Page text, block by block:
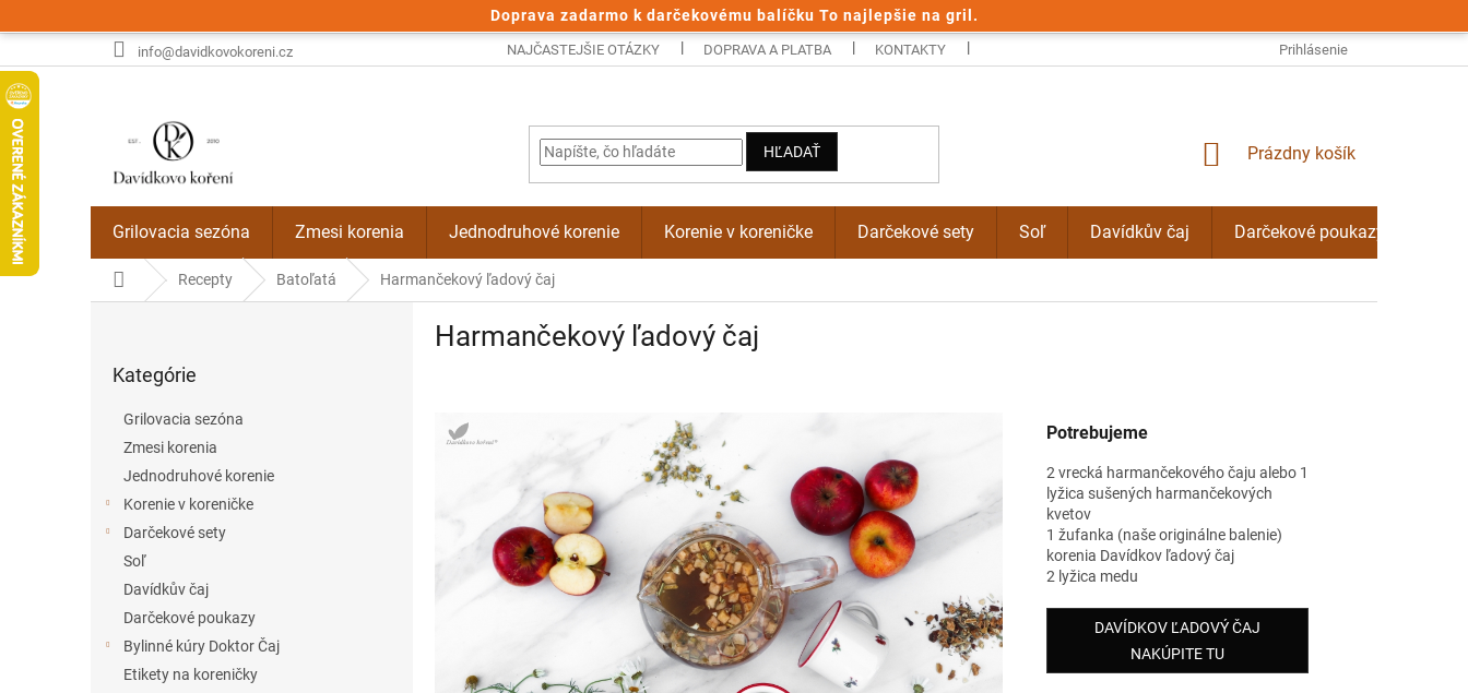
Doprava zadarmo k darčekovému balíčku To najlepšie na gril.
na
info@davidkovokoreni.cz NAJČASTEJŠIE OTÁZKY DOPRAVA A PLATBA KONTAKTY PODMIENKY OCHRANY OSOBNÝCH
Prihlásenie
HĽADAŤ
NÁKUPNÝ
Prázdny košík
Grilovacia sezóna Zmesi korenia Jednodruhové korenie Korenie v koreničke Darčekové sety Soľ Davídkův čaj Darčekové poukazy
DomovRecepty Batoľatá Harmančekový ľadový čaj
kategórie
Kategórie
Grilovacia sezóna
Zmesi korenia
Jednodruhové korenie
Korenie v koreničke
Darčekové sety
Soľ
Davídkův čaj
Darčekové poukazy
Bylinné kúry Doktor Čaj
Etikety na koreničky
Harmančekový ľadový čaj
Potrebujeme
2 vrecká harmančekového čaju alebo 1
lyžica sušených harmančekových
kvetov
1 žufanka (naše originálne balenie)
korenia Davídkov ľadový čaj
2 lyžica medu
DAVÍDKOV ĽADOVÝ ČAJ
NAKÚPITE TU